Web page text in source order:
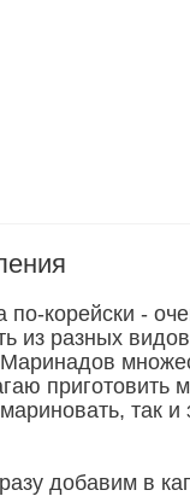
по-корейски -
из разных
Маринадов
приготовить
так
добавим в